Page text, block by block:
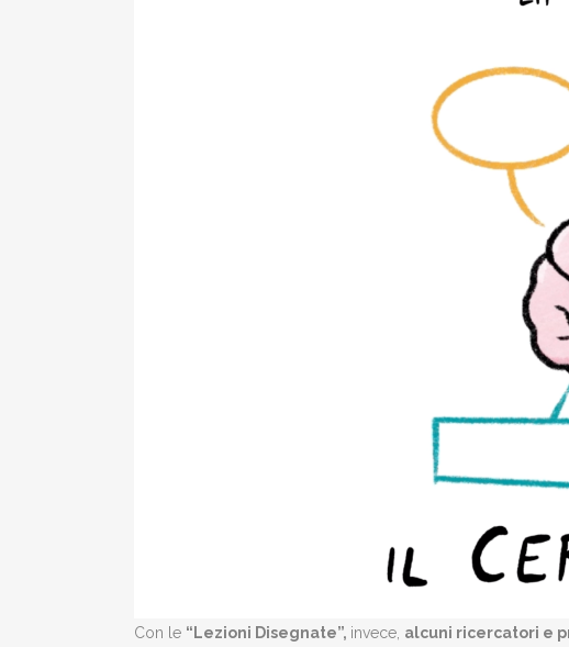
Con le “Lezioni Disegnate”, invece, alcuni ricercatori e